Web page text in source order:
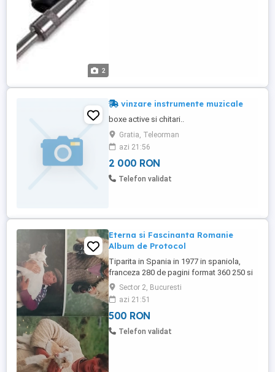
2
vinzare instrumente muzicale
boxe active si chitari..
Gratia, Teleorman
azi 21:56
2 000 RON
Telefon validat
Eterna si Fascinanta Romanie
Album de Protocol
Tiparita in Spania in 1977 in spaniola,
franceza 280 de pagini format 360 250 si
4 Kg hartie cartonata de 300g PRET 500
DE LEI. la care se adauga transportul. Se
emite factura pe firma . Firma nu este
platitoare de TVA. Prezent&Perfect SRL
CONT RO54 BACX
Sector 2, Bucuresti
azi 21:51
500 RON
Telefon validat